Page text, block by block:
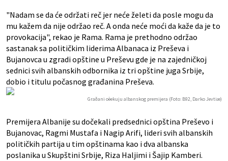
"Nadam se da će održati reč jer neće želeti da posle mogu da
mu kažem da nije održao reč. A onda neće moći da kaže da je to
provokacija", rekao je Rama. Rama je prethodno održao
sastanak sa političkim liderima Albanaca iz Preševa i
Bujanovca u zgradi opštine u Preševu gde je na zajedničkoj
sednici svih albanskih odbornika iz tri opštine juga Srbije,
dobio i titulu počasnog građanina Preševa.
Graðani oèekuju albanskog premijera (Foto: B92, Darko Jevtiæ)
Premijera Albanije su dočekali predsednici opština Preševo i
Bujanovac, Ragmi Mustafa i Nagip Arifi, lideri svih albanskih
političkih partija u tim opštinama kao i dva albanska
poslanika u Skupštini Srbije, Riza Haljimi i Šajip Kamberi.